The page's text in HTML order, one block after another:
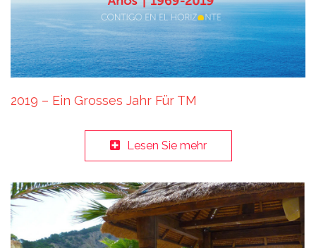
2019 – Ein Grosses Jahr Für TM
Lesen Sie mehr